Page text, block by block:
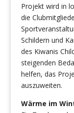
Projekt wird in
die
Schildern und
des Kiwanis
steigenden
helfen, das
auszuweiten.
Wärme im